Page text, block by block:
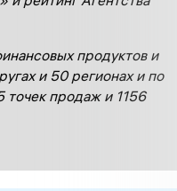
продуктов и
и 50 регионах и по
точек продаж и 1156